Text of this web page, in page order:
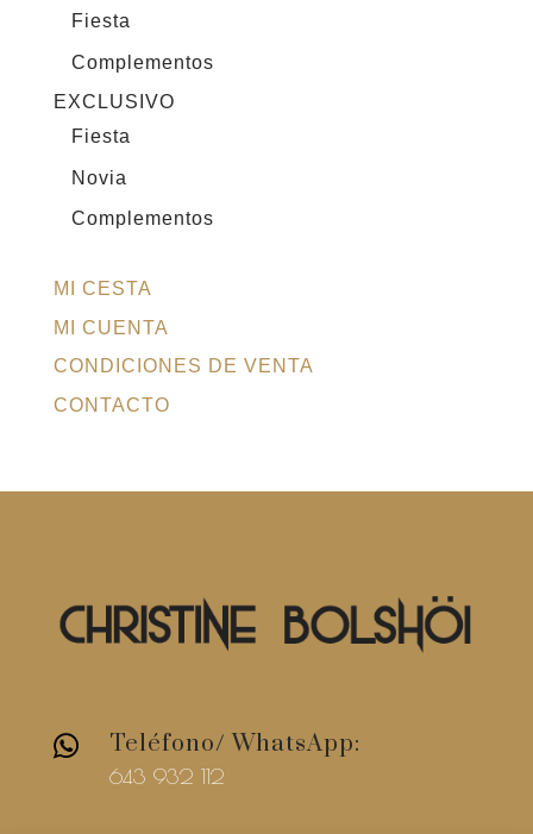
Fiesta
Complementos
EXCLUSIVO
Fiesta
Novia
Complementos
MI CESTA
MI CUENTA
CONDICIONES DE VENTA
CONTACTO
 Teléfono/ WhatsApp:
643 932 112